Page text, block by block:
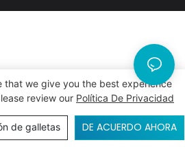
that we give you the best experience
review our Política De Privacidad
de galletas DE ACUERDO AHORA